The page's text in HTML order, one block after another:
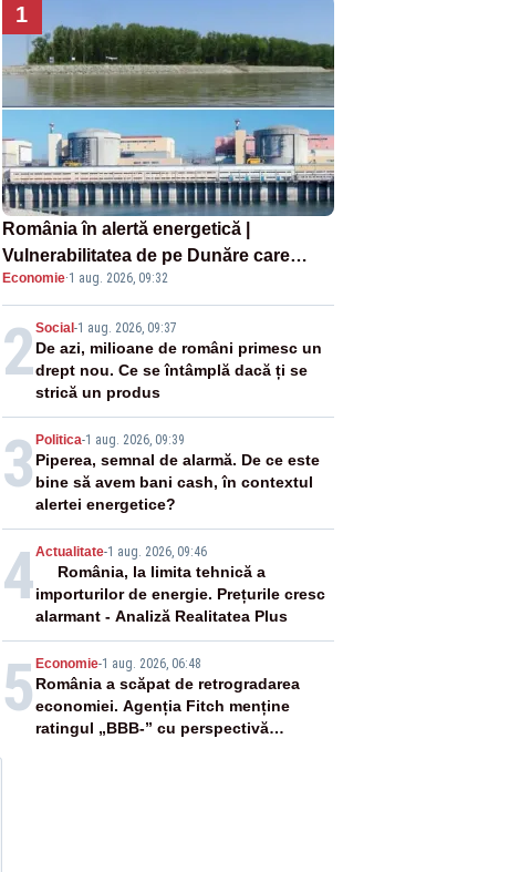
1
România în alertă energetică |
Vulnerabilitatea de pe Dunăre care
pune în pericol Centrala Cernavodă era
cunoscută de pe vremea lui Ceaușescu
Economie·1 aug. 2026, 09:32
2Social -1 aug. 2026, 09:37
De azi, milioane de români primesc un
drept nou. Ce se întâmplă dacă ți se
strică un produs
3 Politica-1 aug. 2026, 09:39
Piperea, semnal de alarmă. De ce este
bine să avem bani cash, în contextul
alertei energetice?
4Actualitate-1 aug. 2026, 09:46
România, la limita tehnică a
importurilor de energie. Prețurile cresc
alarmant - Analiză Realitatea Plus
5 Economie-1 aug. 2026, 06:48
România a scăpat de retrogradarea
economiei. Agenția Fitch menține
ratingul „BBB-” cu perspectivă